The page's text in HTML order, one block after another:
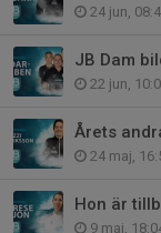
24 jun,
JB Dam
22 jun,
Årets
24 maj,
Hon är
9 maj,